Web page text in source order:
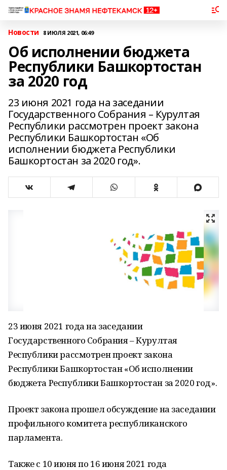
Новости 8 ИЮЛЯ 2021, 06:49
Об исполнении бюджета
Республики Башкортостан
за 2020 год
23 июня 2021 года на заседании
Государственного Собрания – Курултая
Республики рассмотрен проект закона
Республики Башкортостан «Об
исполнении бюджета Республики
Башкортостан за 2020 год».
23 июня 2021 года на заседании
Государственного Собрания – Курултая
Республики рассмотрен проект закона
Республики Башкортостан «Об исполнении
бюджета Республики Башкортостан за 2020 год».
Проект закона прошел обсуждение на заседании
профильного комитета республиканского
парламента.
Также с 10 июня по 16 июня 2021 года